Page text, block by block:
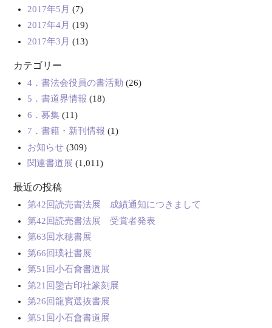
2017年5月 (7)
2017年4月 (19)
2017年3月 (13)
カテゴリー
4．書法会役員の書活動 (26)
5．書道界情報 (18)
6．募集(11)
7．書籍・新刊情報 (1)
お知らせ(309)
関連書道展 (1,011)
最近の投稿
第42回読売書法展 成績通知につきまして
第42回読売書法展 受賞者発表
第63回水穂書展
第66回璞社書展
第51回小石會書道展
第21回鑒古印社篆刻展
第26回龍賓選抜書展
第51回小石會書道展